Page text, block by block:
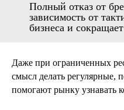
Полный отказ от
зависимость от
бизнеса и
Даже при ограниченных
смысл делать регулярные,
помогают рынку узнавать